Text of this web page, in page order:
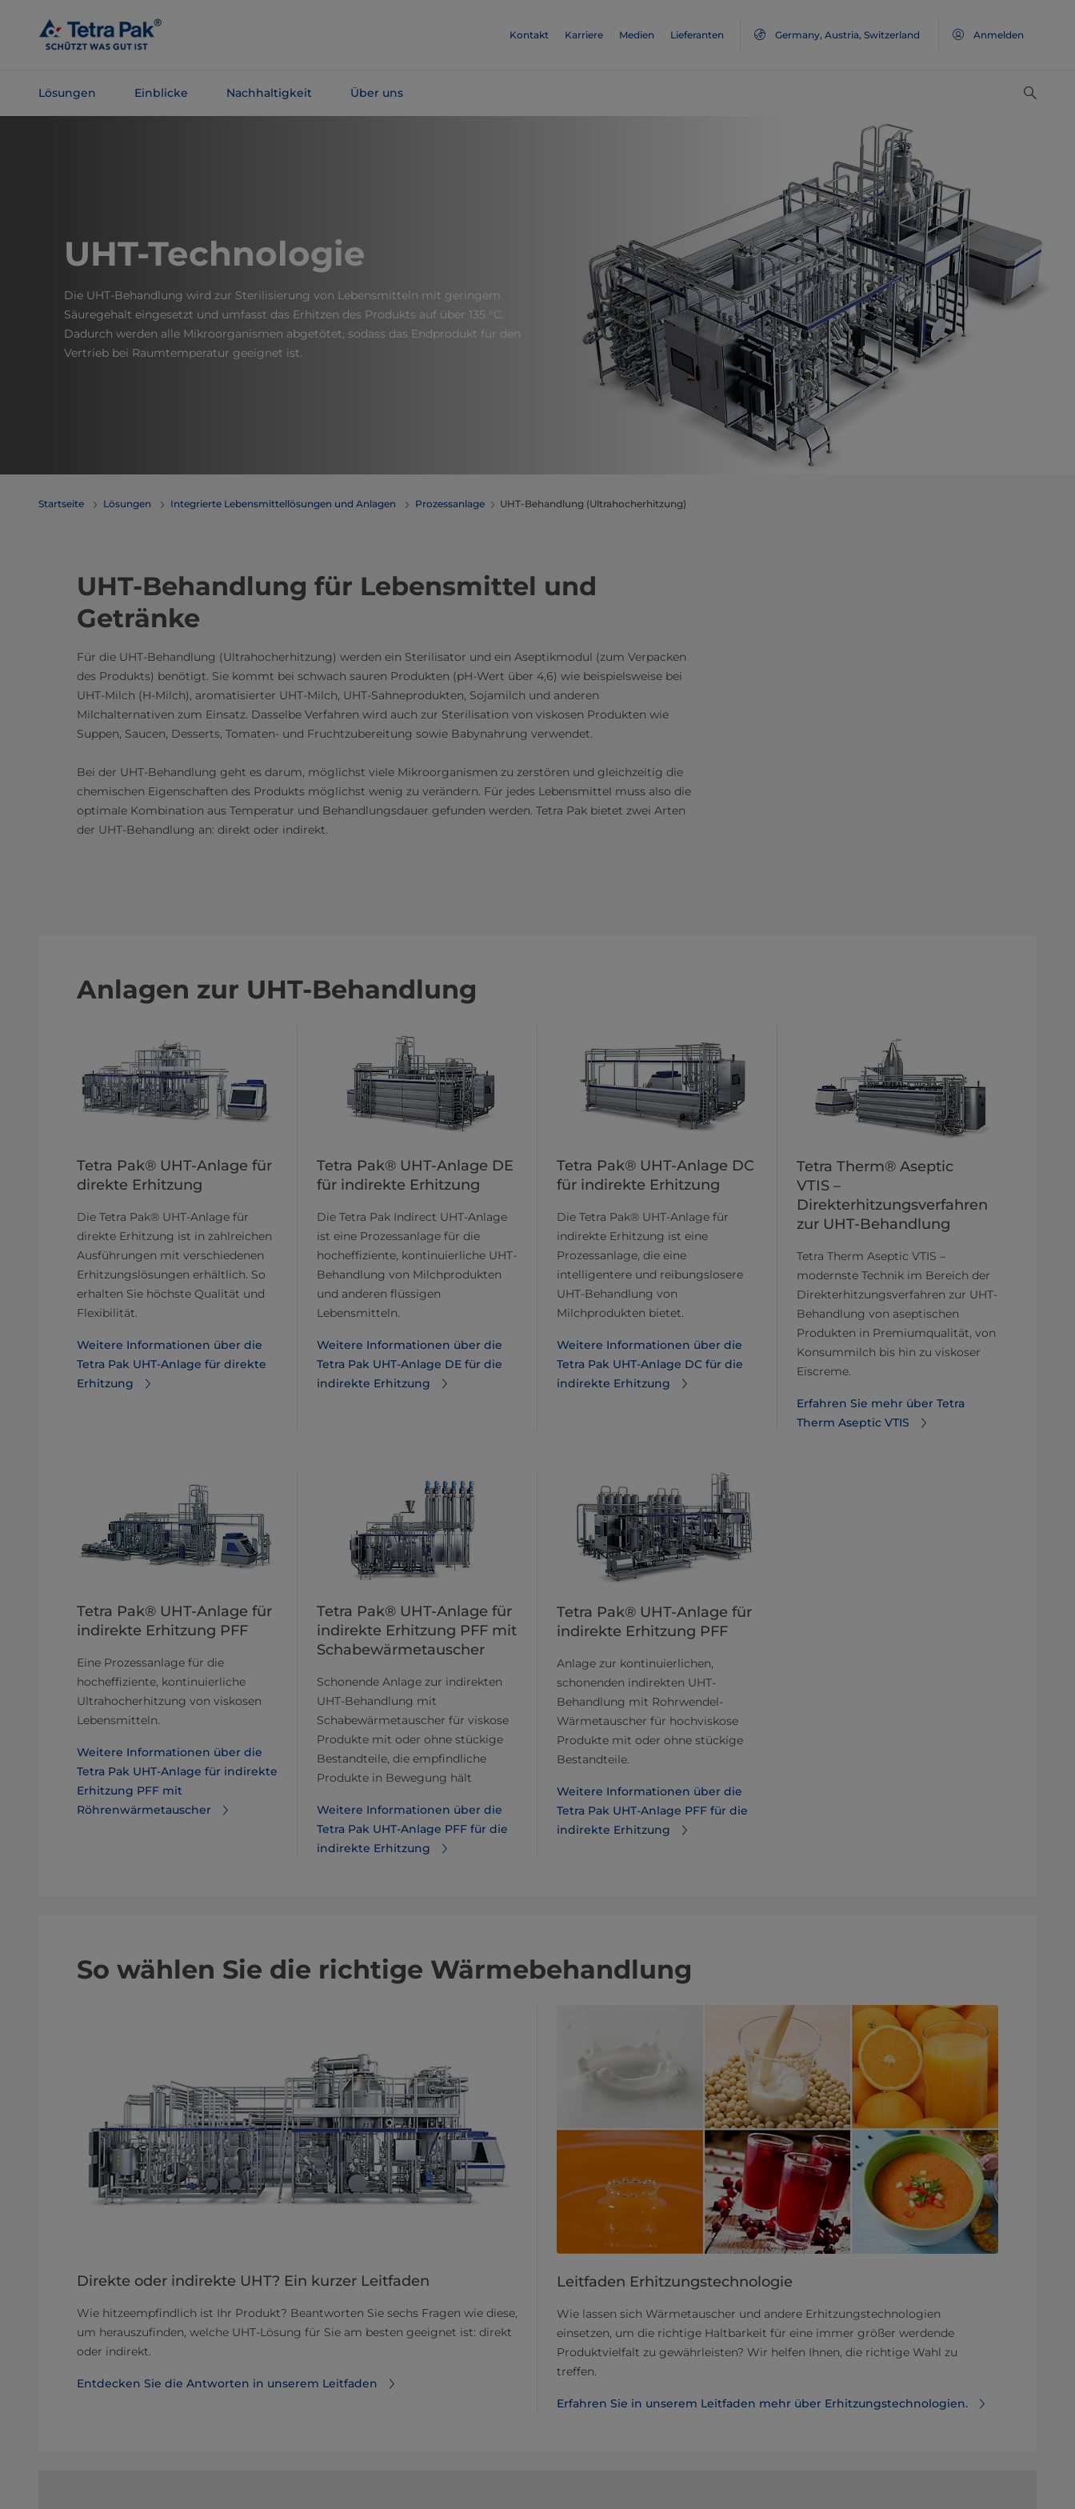
Hauptinhalt
springen
Kontakt Karriere Medien Lieferanten Germany, Austria, Switzerland Anmelden
Lösungen Einblicke Nachhaltigkeit Über uns
UHT-Technologie
Die UHT-Behandlung wird zur Sterilisierung von Lebensmitteln mit geringem
Säuregehalt eingesetzt und umfasst das Erhitzen des Produkts auf über 135 °C.
Dadurch werden alle Mikroorganismen abgetötet, sodass das Endprodukt für den
Vertrieb bei Raumtemperatur geeignet ist.
Startseite Lösungen Integrierte Lebensmittellösungen und Anlagen Prozessanlage UHT-Behandlung (Ultrahocherhitzung)
UHT-Behandlung für Lebensmittel und
Getränke
Für die UHT-Behandlung (Ultrahocherhitzung) werden ein Sterilisator und ein Aseptikmodul (zum Verpacken
des Produkts) benötigt. Sie kommt bei schwach sauren Produkten (pH-Wert über 4,6) wie beispielsweise bei
UHT-Milch (H-Milch), aromatisierter UHT-Milch, UHT-Sahneprodukten, Sojamilch und anderen
Milchalternativen zum Einsatz. Dasselbe Verfahren wird auch zur Sterilisation von viskosen Produkten wie
Suppen, Saucen, Desserts, Tomaten- und Fruchtzubereitung sowie Babynahrung verwendet.
Bei der UHT-Behandlung geht es darum, möglichst viele Mikroorganismen zu zerstören und gleichzeitig die
chemischen Eigenschaften des Produkts möglichst wenig zu verändern. Für jedes Lebensmittel muss also die
optimale Kombination aus Temperatur und Behandlungsdauer gefunden werden. Tetra Pak bietet zwei Arten
der UHT-Behandlung an: direkt oder indirekt.
Anlagen zur UHT-Behandlung
Tetra Pak® UHT-Anlage für
direkte Erhitzung
Die Tetra Pak® UHT-Anlage für
direkte Erhitzung ist in zahlreichen
Ausführungen mit verschiedenen
Erhitzungslösungen erhältlich. So
erhalten Sie höchste Qualität und
Flexibilität.
Weitere Informationen über die
Tetra Pak UHT-Anlage für direkte
Erhitzung
Tetra Pak® UHT-Anlage DE
für indirekte Erhitzung
Die Tetra Pak Indirect UHT-Anlage
ist eine Prozessanlage für die
hocheffiziente, kontinuierliche UHT-
Behandlung von Milchprodukten
und anderen flüssigen
Lebensmitteln.
Weitere Informationen über die
Tetra Pak UHT-Anlage DE für die
indirekte Erhitzung
Tetra Pak® UHT-Anlage DC
für indirekte Erhitzung
Die Tetra Pak® UHT-Anlage für
indirekte Erhitzung ist eine
Prozessanlage, die eine
intelligentere und reibungslosere
UHT-Behandlung von
Milchprodukten bietet.
Weitere Informationen über die
Tetra Pak UHT-Anlage DC für die
indirekte Erhitzung
Tetra Therm® Aseptic
VTIS –
Direkterhitzungsverfahren
zur UHT-Behandlung
Tetra Therm Aseptic VTIS –
modernste Technik im Bereich der
Direkterhitzungsverfahren zur UHT-
Behandlung von aseptischen
Produkten in Premiumqualität, von
Konsummilch bis hin zu viskoser
Eiscreme.
Erfahren Sie mehr über Tetra
Therm Aseptic VTIS
Tetra Pak® UHT-Anlage für
indirekte Erhitzung PFF
Eine Prozessanlage für die
hocheffiziente, kontinuierliche
Ultrahocherhitzung von viskosen
Lebensmitteln.
Weitere Informationen über die
Tetra Pak UHT-Anlage für indirekte
Erhitzung PFF mit
Röhrenwärmetauscher
Tetra Pak® UHT-Anlage für
indirekte Erhitzung PFF mit
Schabewärmetauscher
Schonende Anlage zur indirekten
UHT-Behandlung mit
Schabewärmetauscher für viskose
Produkte mit oder ohne stückige
Bestandteile, die empfindliche
Produkte in Bewegung hält
Weitere Informationen über die
Tetra Pak UHT-Anlage PFF für die
indirekte Erhitzung
Tetra Pak® UHT-Anlage für
indirekte Erhitzung PFF
Anlage zur kontinuierlichen,
schonenden indirekten UHT-
Behandlung mit Rohrwendel-
Wärmetauscher für hochviskose
Produkte mit oder ohne stückige
Bestandteile.
Weitere Informationen über die
Tetra Pak UHT-Anlage PFF für die
indirekte Erhitzung
So wählen Sie die richtige Wärmebehandlung
Direkte oder indirekte UHT? Ein kurzer Leitfaden
Wie hitzeempfindlich ist Ihr Produkt? Beantworten Sie sechs Fragen wie diese,
um herauszufinden, welche UHT-Lösung für Sie am besten geeignet ist: direkt
oder indirekt.
Entdecken Sie die Antworten in unserem Leitfaden
Leitfaden Erhitzungstechnologie
Wie lassen sich Wärmetauscher und andere Erhitzungstechnologien
einsetzen, um die richtige Haltbarkeit für eine immer größer werdende
Produktvielfalt zu gewährleisten? Wir helfen Ihnen, die richtige Wahl zu
treffen.
Erfahren Sie in unserem Leitfaden mehr über Erhitzungstechnologien.